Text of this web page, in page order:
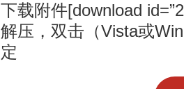
下载附件[download
解压，双击（Vista或
定